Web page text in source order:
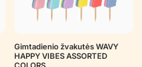
Gimtadienio žvakutės WAVY
HAPPY VIBES ASSORTED